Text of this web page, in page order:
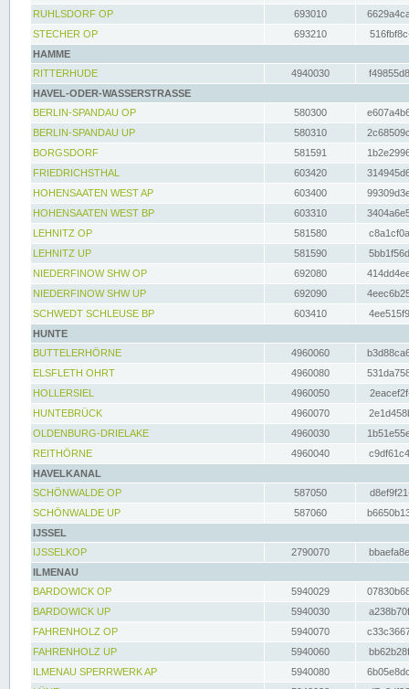
RUHLSDORF OP
693010
STECHER OP
693210
HAMME
RITTERHUDE
4940030
HAVEL-ODER-WASSERSTRASSE
BERLIN-SPANDAU OP
580300
BERLIN-SPANDAU UP
580310
BORGSDORF
581591
FRIEDRICHSTHAL
603420
HOHENSAATEN WEST AP
603400
HOHENSAATEN WEST BP
603310
LEHNITZ OP
581580
LEHNITZ UP
581590
NIEDERFINOW SHW OP
692080
NIEDERFINOW SHW UP
692090
SCHWEDT SCHLEUSE BP
603410
HUNTE
BUTTELERHÖRNE
4960060
ELSFLETH OHRT
4960080
HOLLERSIEL
4960050
HUNTEBRÜCK
4960070
OLDENBURG-DRIELAKE
4960030
REITHÖRNE
4960040
HAVELKANAL
SCHÖNWALDE OP
587050
SCHÖNWALDE UP
587060
IJSSEL
IJSSELKOP
2790070
ILMENAU
BARDOWICK OP
5940029
BARDOWICK UP
5940030
FAHRENHOLZ OP
5940070
FAHRENHOLZ UP
5940060
ILMENAU SPERRWERK AP
5940080